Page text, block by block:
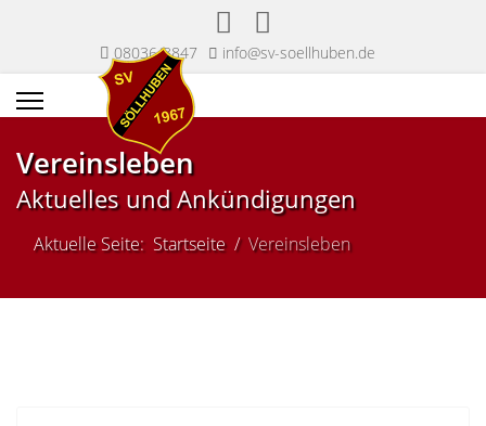
08036/8847 info@sv-soellhuben.de
Vereinsleben
Aktuelles und Ankündigungen
Aktuelle Seite: Startseite Vereinsleben